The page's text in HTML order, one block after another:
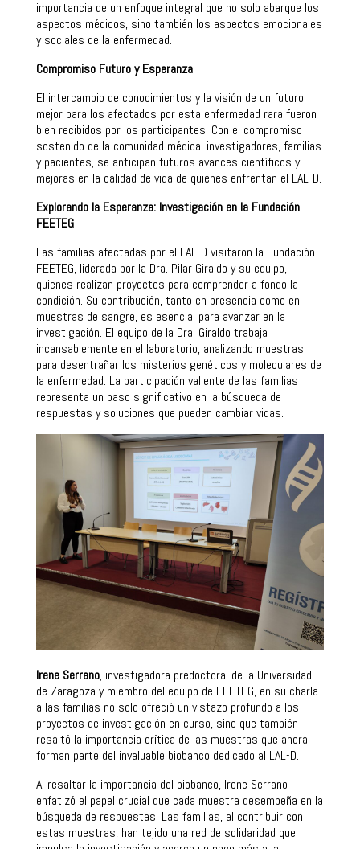
importancia de un enfoque integral que no solo abarque los
aspectos médicos, sino también los aspectos emocionales
y sociales de la enfermedad.
Compromiso Futuro y Esperanza
El intercambio de conocimientos y la visión de un futuro
mejor para los afectados por esta enfermedad rara fueron
bien recibidos por los participantes. Con el compromiso
sostenido de la comunidad médica, investigadores, familias
y pacientes, se anticipan futuros avances científicos y
mejoras en la calidad de vida de quienes enfrentan el LAL-D.
Explorando la Esperanza: Investigación en la Fundación
FEETEG
Las familias afectadas por el LAL-D visitaron la Fundación
FEETEG, liderada por la Dra. Pilar Giraldo y su equipo,
quienes realizan proyectos para comprender a fondo la
condición. Su contribución, tanto en presencia como en
muestras de sangre, es esencial para avanzar en la
investigación. El equipo de la Dra. Giraldo trabaja
incansablemente en el laboratorio, analizando muestras
para desentrañar los misterios genéticos y moleculares de
la enfermedad. La participación valiente de las familias
representa un paso significativo en la búsqueda de
respuestas y soluciones que pueden cambiar vidas.
Irene Serrano, investigadora predoctoral de la Universidad
de Zaragoza y miembro del equipo de FEETEG, en su charla
a las familias no solo ofreció un vistazo profundo a los
proyectos de investigación en curso, sino que también
resaltó la importancia crítica de las muestras que ahora
forman parte del invaluable biobanco dedicado al LAL-D.
Al resaltar la importancia del biobanco, Irene Serrano
enfatizó el papel crucial que cada muestra desempeña en la
búsqueda de respuestas. Las familias, al contribuir con
estas muestras, han tejido una red de solidaridad que